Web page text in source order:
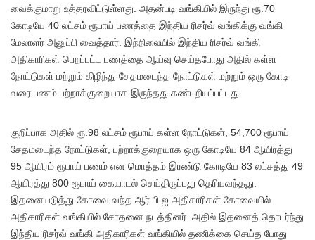
வைக்குமாறு உத்தரவிட்டுள்ளது. அதன்படி வங்கியில் இருந்து ரூ.70
கோடியே 40 லட்சம் ரூபாய் பணத்தை இந்திய ரிசர்வ் வங்கிக்கு வங்கி
மேலாளர் அனுப்பி வைத்தார். இந்நிலையில் இந்திய ரிசர்வ் வங்கி
அதிகாரிகள் பெறப்பட்ட பணத்தை ஆய்வு செய்தபோது அதில் கள்ள
நோட்டுகள் மற்றும் கிழிந்து சேதமடைந்த நோட்டுகள் மற்றும் ஒரு கோடி
வரை பணம் பற்றாக்குறையாக இருந்தது கண்டறியப்பட்டது.
குறிப்பாக அதில் ரூ.98 லட்சம் ரூபாய் கள்ள நோட்டுகள், 54,700 ரூபாய்
சேதமடைந்த நோட்டுகள், பற்றாக்குறையாக ஒரு கோடியே 84 ஆயிரத்து
95 ஆயிரம் ரூபாய் பணம் என மொத்தம் இரண்டு கோடியே 83 லட்சத்து 49
ஆயிரத்து 800 ரூபாய் கையாடல் செய்திருப்பது தெரியவந்தது.
இதனையடுத்து கோவை வந்த ஆர்.பி.ஐ அதிகாரிகள் கோவையில்
அதிகாரிகள் வங்கியில் சோதனை நடத்தினர். அதில் இதனைத் தொடர்ந்து
இந்திய ரிசர்வ் வங்கி அதிகாரிகள் வங்கியில் தணிக்கை செய்த போது